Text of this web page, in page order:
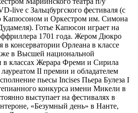
live с Зальцбургского фестиваля (с
Капюсоном и Оркестром им. Симона
Готье Капюсон играет на
1701 года. Жером Дюкро
консерватории Орлеана в классе
в Высшей национальной
в классах Жерара Фреми и Сирила
II премии и обладателем
пьесы Incises Пьера Булеза I
конкурса имени Микели в
выступает на фестивалях в
«Безумный день» в Нанте,